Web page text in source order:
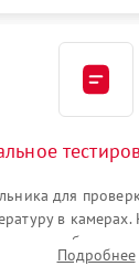
для
в
системыПодробнее